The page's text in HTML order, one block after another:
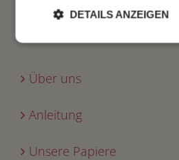
Über uns
Anleitung
Unsere Papiere
DETAILS ANZEIGEN